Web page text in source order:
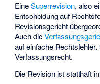
EineSuperrevision, also
Entscheidung auf
Revisionsgericht
Auch die
auf einfache
Verfassungsrecht.
Die Revision ist statthaft